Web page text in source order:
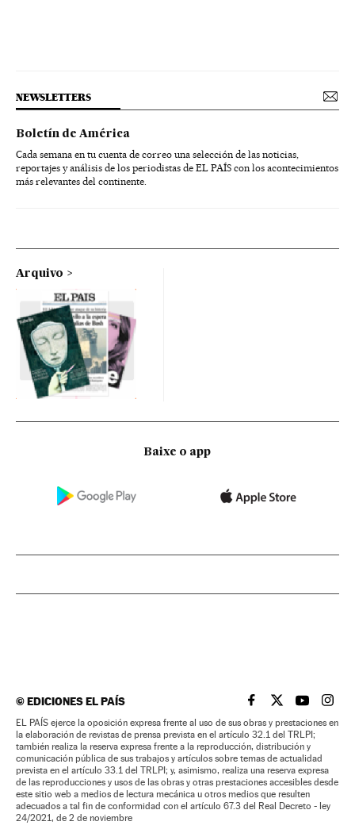
NEWSLETTERS
Boletín de América
Cada semana en tu cuenta de correo una selección de las noticias,
reportajes y análisis de los periodistas de EL PAÍS con los acontecimientos
más relevantes del continente.
Arquivo
Baixe o app
©EDICIONES EL PAÍS EL PAÍS BRASIL EN
EL PAÍSEL PAÍS
EL
EL PAÍS ejerce la oposición expresa frente al uso de sus obras y prestaciones en
la elaboración de revistas de prensa prevista en el artículo 32.1 del TRLPI;
también realiza la reserva expresa frente a la reproducción, distribución y
comunicación pública de sus trabajos y artículos sobre temas de actualidad
prevista en el artículo 33.1 del TRLPI; y, asimismo, realiza una reserva expresa
de las reproducciones y usos de las obras y otras prestaciones accesibles desde
este sitio web a medios de lectura mecánica u otros medios que resulten
adecuados a tal fin de conformidad con el artículo 67.3 del Real Decreto - ley
24/2021, de 2 de noviembre